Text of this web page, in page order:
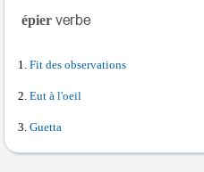
épier
Fit des observations
Eut à l'oeil
Guetta